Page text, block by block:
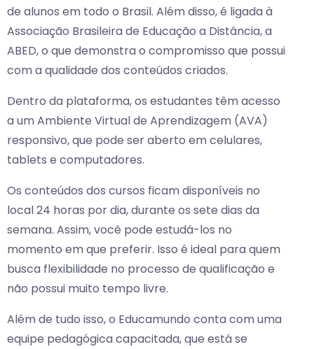
de alunos em todo o Brasil. Além disso, é ligada à
Associação Brasileira de Educação a Distância, a
ABED, o que demonstra o compromisso que possui
com a qualidade dos conteúdos criados.
Dentro da plataforma, os estudantes têm acesso
a um Ambiente Virtual de Aprendizagem (AVA)
responsivo, que pode ser aberto em celulares,
tablets e computadores.
Os conteúdos dos cursos ficam disponíveis no
local 24 horas por dia, durante os sete dias da
semana. Assim, você pode estudá-los no
momento em que preferir. Isso é ideal para quem
busca flexibilidade no processo de qualificação e
não possui muito tempo livre.
Além de tudo isso, o Educamundo conta com uma
equipe pedagógica capacitada, que está se